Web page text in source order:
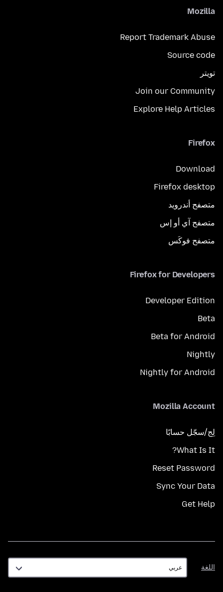
Mozilla
Report Trademark Abuse
Source code
تويتر
Join our Community
Explore Help Articles
Firefox
Download
Firefox desktop
متصفح أندرويد
متصفح آي أو إس
متصفح فوكَس
Firefox for Developers
Developer Edition
Beta
Beta for Android
Nightly
Nightly for Android
Mozilla Account
لِج/سجّل حسابًا
What Is It?
Reset Password
Sync Your Data
Get Help
اللغة
اللغة